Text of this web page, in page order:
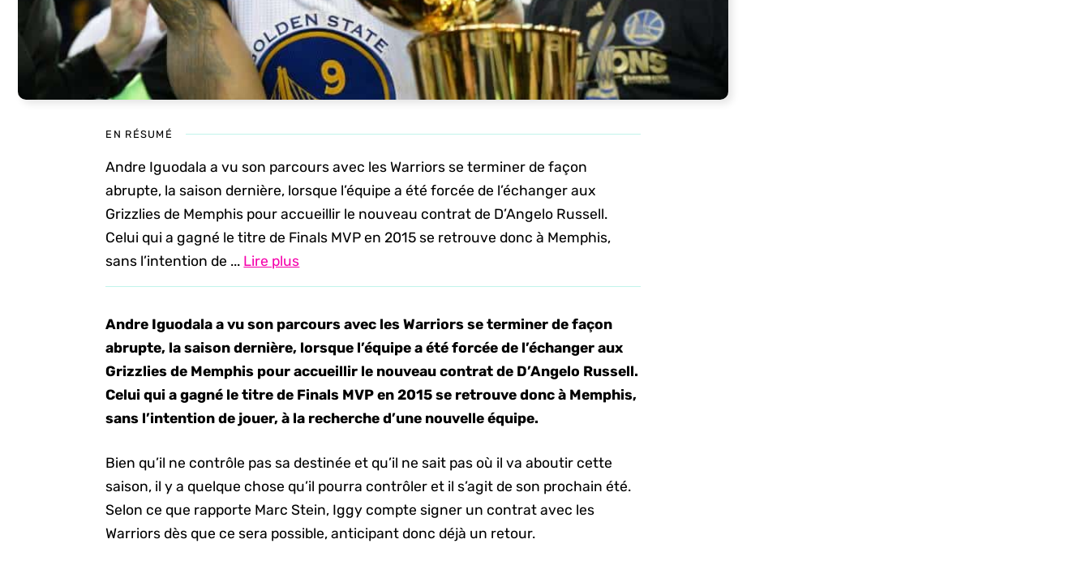
EN RÉSUMÉ
Andre Iguodala a vu son parcours avec les Warriors se terminer de façon
abrupte, la saison dernière, lorsque l’équipe a été forcée de l’échanger aux
Grizzlies de Memphis pour accueillir le nouveau contrat de D’Angelo Russell.
Celui qui a gagné le titre de Finals MVP en 2015 se retrouve donc à Memphis,
sans l’intention de ... Lire plus
Andre Iguodala a vu son parcours avec les Warriors se terminer de façon
abrupte, la saison dernière, lorsque l’équipe a été forcée de l’échanger aux
Grizzlies de Memphis pour accueillir le nouveau contrat de D’Angelo Russell.
Celui qui a gagné le titre de Finals MVP en 2015 se retrouve donc à Memphis,
sans l’intention de jouer, à la recherche d’une nouvelle équipe.
Bien qu’il ne contrôle pas sa destinée et qu’il ne sait pas où il va aboutir cette
saison, il y a quelque chose qu’il pourra contrôler et il s’agit de son prochain été.
Selon ce que rapporte Marc Stein, Iggy compte signer un contrat avec les
Warriors dès que ce sera possible, anticipant donc déjà un retour.